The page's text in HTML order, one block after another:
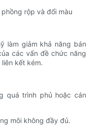
rộp và đổi màu
làm giảm khả năng bán
các vấn đề chức năng
kết kém.
quá trình phủ hoặc cán
môi không đầy đủ.